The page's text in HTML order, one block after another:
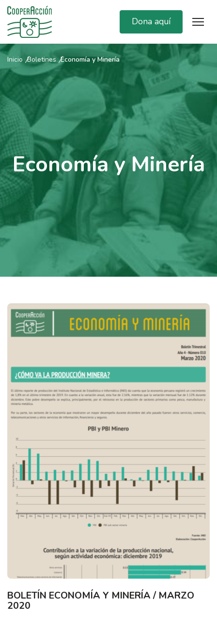
Dona aquí
Inicio Boletines Economía y Minería
Economía y Minería
BOLETÍN ECONOMÍA Y MINERÍA / MARZO
2020